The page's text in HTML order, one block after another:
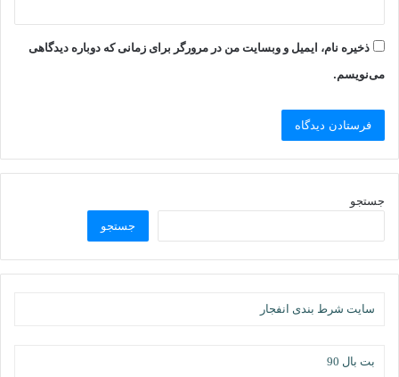
ذخیره نام، ایمیل و وبسایت من در مرورگر برای زمانی که دوباره دیدگاهی
می‌نویسم.
جستجو
جستجو
سایت شرط بندی انفجار
بت بال 90